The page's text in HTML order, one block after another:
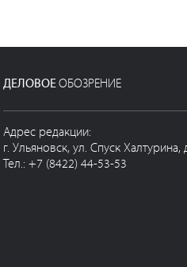
ДЕЛОВОЕОБОЗРЕНИЕ
Адрес редакции:
г. Ульяновск, ул. Спуск Халтурина,
Тел.: +7 (8422) 44-53-53